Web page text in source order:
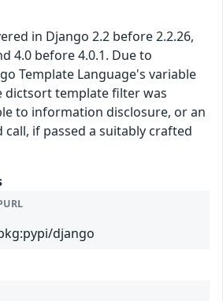
in Django 2.2 before 2.2.26,
4.0 before 4.0.1. Due to
Template Language's variable
dictsort template filter was
to information disclosure, or an
if passed a suitably crafted
django